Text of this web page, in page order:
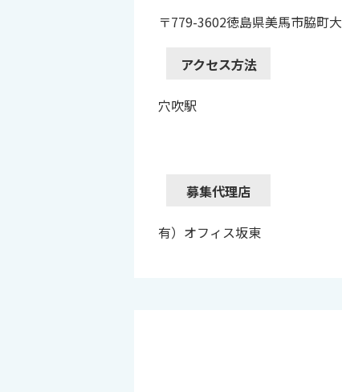
〒779-3602徳島県美馬市脇町
アクセス方法
穴吹駅
募集代理店
有）オフィス坂東